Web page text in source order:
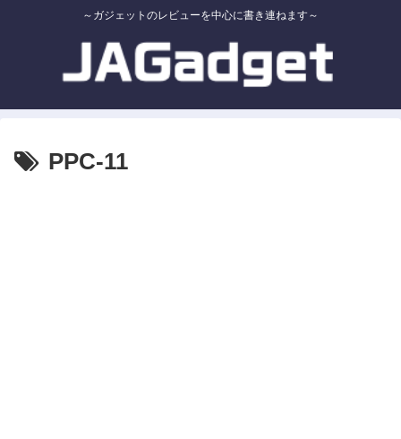
～ガジェットのレビューを中心に書き連ねます～
PPC-11